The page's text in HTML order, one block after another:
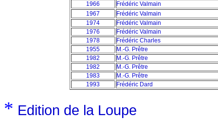
1966
Frédéric Valmain
1967
Frédéric Valmain
1974
Frédéric Valmain
1976
Frédéric Valmain
1978
Frédéric Charles
1955
M.-G. Prêtre
1982
M.-G. Prêtre
1982
M.-G. Prêtre
1983
M.-G. Prêtre
1993
Frédéric Dard
* Edition de la Loupe